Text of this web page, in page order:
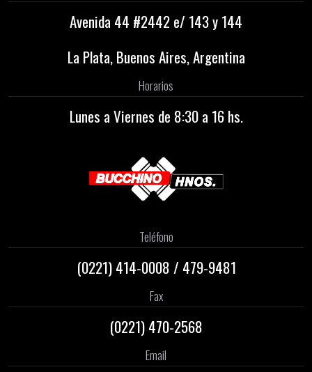
Avenida 44 #2442 e/ 143 y 144
La Plata, Buenos Aires, Argentina
Horarios
Lunes a Viernes de 8:30 a 16 hs.
Teléfono
(0221)414-0008/ 479-9481
Fax
(0221) 470-2568
Email